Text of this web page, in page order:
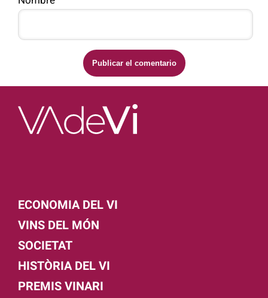
ECONOMIA DEL VI
VINS DEL MÓN
SOCIETAT
HISTÒRIA DEL VI
PREMIS VINARI